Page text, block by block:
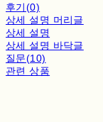
후기(0)
상세 설명 머리글
상세 설명
상세 설명 바닥글
질문(10)
관련 상품